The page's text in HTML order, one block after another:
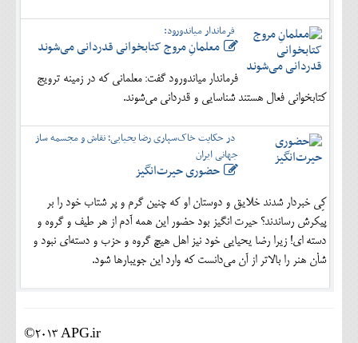
فرماندار میاندورود:
معلمانِ مروج کتابخوانی قدردانی می‌شوند
فرماندار میاندورود گفت: معلمانی که در زمینه ترویج
کتابخوانی فعال هستند شناسایی و قدردانی می‌شوند.
در حکایت خاک‌سپاری رضا یحیایی؛ نقاش و مجسمه ساز
جهانی ایران
حضوری حیرت‌انگیز
کِی خبردار شدند خلایق و دوستان او که چنین گرم و پر شتاب خود را بر
پیکرش رساندند؟ حیرت انگیز بود حضور این همه آدم از هر طیف و گروه و
دسته ای! زیرا رضا یحیایی خود نیز اهل هیچ گروه و حزب و دسته‌ای نبود و
شأن هنر را بالاتر از آن می‌دانست که وارد این جویبارها شود.
©2013 APG.ir